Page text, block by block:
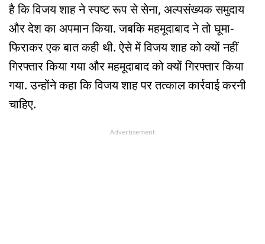
है कि विजय शाह ने स्पष्ट रूप से सेना, अल्पसंख्यक समुदाय
और देश का अपमान किया. जबकि महमूदाबाद ने तो घूमा-
फिराकर एक बात कही थी. ऐसे में विजय शाह को क्यों नहीं
गिरफ्तार किया गया और महमूदाबाद को क्यों गिरफ्तार किया
गया. उन्होंने कहा कि विजय शाह पर तत्काल कार्रवाई करनी
चाहिए.
Advertisement